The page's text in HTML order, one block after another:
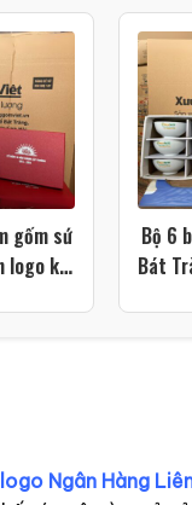
gốm sứ
logo kỷ
Bộ 6
Bát
Ngân Hàng